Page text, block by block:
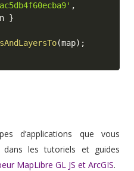
,
}
(map) ;
d’applications que vous
les tutoriels et guides
MapLibre GL JS et ArcGIS.